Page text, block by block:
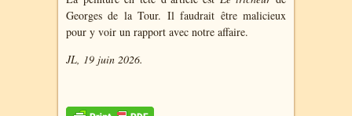
Georges de la Tour. Il faudrait être malicieux
pour y voir un rapport avec notre affaire.
JL, 19 juin 2026.